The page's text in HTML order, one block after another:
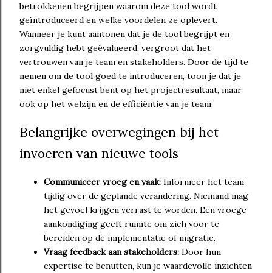
betrokkenen begrijpen waarom deze tool wordt
geïntroduceerd en welke voordelen ze oplevert.
Wanneer je kunt aantonen dat je de tool begrijpt en
zorgvuldig hebt geëvalueerd, vergroot dat het
vertrouwen van je team en stakeholders. Door de tijd te
nemen om de tool goed te introduceren, toon je dat je
niet enkel gefocust bent op het projectresultaat, maar
ook op het welzijn en de efficiëntie van je team.
Belangrijke overwegingen bij het
invoeren van nieuwe tools
Communiceer vroeg en vaak: Informeer het team
tijdig over de geplande verandering. Niemand mag
het gevoel krijgen verrast te worden. Een vroege
aankondiging geeft ruimte om zich voor te
bereiden op de implementatie of migratie.
Vraag feedback aan stakeholders: Door hun
expertise te benutten, kun je waardevolle inzichten